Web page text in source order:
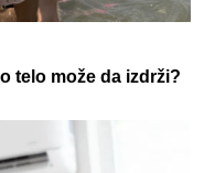
telo može da izdrži?